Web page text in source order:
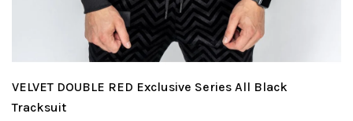
VELVET DOUBLE RED Exclusive Series All Black
Tracksuit